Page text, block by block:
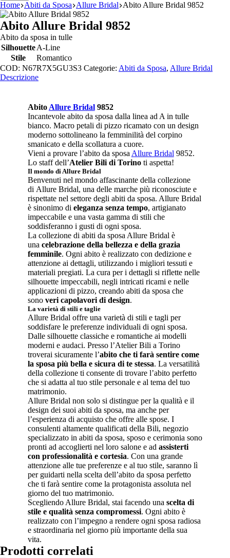
Home Abiti da Sposa Allure Bridal Abito Allure Bridal 9852
Abito Allure Bridal 9852
Abito da sposa in tulle
SilhouetteA-Line
Stile
Romantico
COD: N67R7X5GU3S3 Categorie: Abiti da Sposa, Allure Bridal
Descrizione
Abito Allure Bridal9852
Incantevole abito da sposa dalla linea ad A in tulle
bianco. Macro petali di pizzo ricamato con un design
moderno sottolineano la femminilità del corpino
smanicato e della scollatura a cuore.
Vieni a provare l’abito da sposa Allure Bridal 9852.
Lo staff dell’Atelier Bili di Torinoti aspetta!
Il mondo di Allure Bridal
Benvenuti nel mondo affascinante della collezione
di Allure Bridal, una delle marche più riconosciute e
rispettate nel settore degli abiti da sposa. Allure Bridal
è sinonimo di eleganza senza tempo, artigianato
impeccabile e una vasta gamma di stili che
soddisferanno i gusti di ogni sposa.
La collezione di abiti da sposa Allure Bridal è
una celebrazione della bellezza e della grazia
femminile. Ogni abito è realizzato con dedizione e
attenzione ai dettagli, utilizzando i migliori tessuti e
materiali pregiati. La cura per i dettagli si riflette nelle
silhouette impeccabili, negli intricati ricami e nelle
applicazioni di pizzo, creando abiti da sposa che
sono veri capolavori di design.
La varietà di stili e taglie
Allure Bridal offre una varietà di stili e tagli per
soddisfare le preferenze individuali di ogni sposa.
Dalle silhouette classiche e romantiche ai modelli
moderni e audaci. Presso l’Atelier Bili a Torino
troverai sicuramente l’abito che ti farà sentire come
la sposa più bella e sicura di te stessa. La versatilità
della collezione ti consente di trovare l’abito perfetto
che si adatta al tuo stile personale e al tema del tuo
matrimonio.
Allure Bridal non solo si distingue per la qualità e il
design dei suoi abiti da sposa, ma anche per
l’esperienza di acquisto che offre alle spose. I
consulenti altamente qualificati della Bili, negozio
specializzato in abiti da sposa, sposo e cerimonia sono
pronti ad accoglierti nel loro salone e ad assisterti
con professionalità e cortesia. Con una grande
attenzione alle tue preferenze e al tuo stile, saranno lì
per guidarti nella scelta dell’abito da sposa perfetto
che ti farà sentire come la protagonista assoluta nel
giorno del tuo matrimonio.
Scegliendo Allure Bridal, stai facendo una scelta di
stile e qualità senza compromessi. Ogni abito è
realizzato con l’impegno a rendere ogni sposa radiosa
e straordinaria nel giorno più importante della sua
vita.
Prodotti correlati